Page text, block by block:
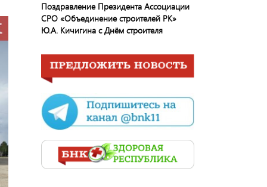
Поздравление Президента Ассоциации
СРО «Объединение строителей РК»
Ю.А. Кичигина с Днём строителя